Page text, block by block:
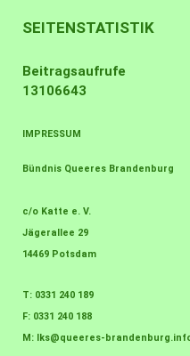
SEITENSTATISTIK
Beitragsaufrufe
13106643
IMPRESSUM
Bündnis Queeres Brandenburg
c/o Katte e. V.
Jägerallee 29
14469 Potsdam
T: 0331 240 189
F: 0331 240 188
M:
lks@queeres-